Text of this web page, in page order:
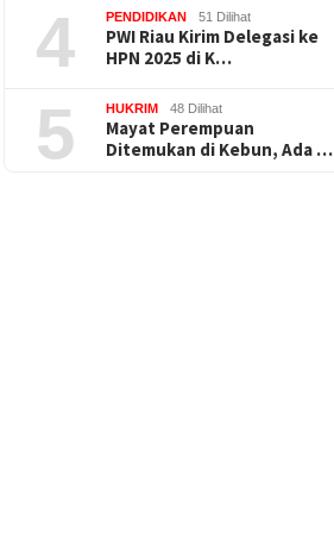
4 PENDIDIKAN 51 Dilihat
PWI Riau Kirim Delegasi ke
HPN 2025 di K…
5 HUKRIM 48 Dilihat
Mayat Perempuan
Ditemukan di Kebun, Ada …